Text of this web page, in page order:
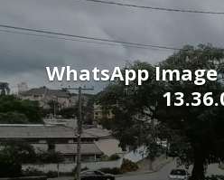
WhatsApp Image